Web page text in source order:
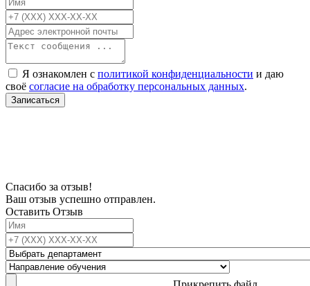
Я ознакомлен с политикой конфиденциальности и даю
своё согласие на обработку персональных данных.
Записаться
Спасибо за отзыв!
Ваш отзыв успешно отправлен.
Оставить Отзыв